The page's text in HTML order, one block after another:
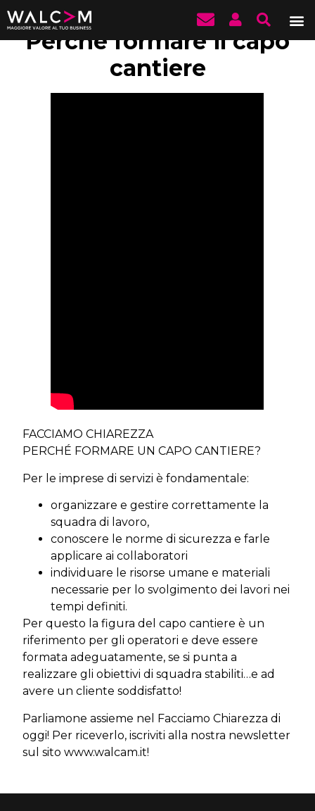
Perché formare il capo
cantiere
FACCIAMO CHIAREZZA
PERCHÉ FORMARE UN CAPO CANTIERE?
Per le imprese di servizi è fondamentale:
organizzare e gestire correttamente la
squadra di lavoro,
conoscere le norme di sicurezza e farle
applicare ai collaboratori
individuare le risorse umane e materiali
necessarie per lo svolgimento dei lavori nei
tempi definiti.
Per questo la figura del capo cantiere è un
riferimento per gli operatori e deve essere
formata adeguatamente, se si punta a
realizzare gli obiettivi di squadra stabiliti…e ad
avere un cliente soddisfatto!
Parliamone assieme nel Facciamo Chiarezza di
oggi! Per riceverlo, iscriviti alla nostra newsletter
sul sito www.walcam.it!